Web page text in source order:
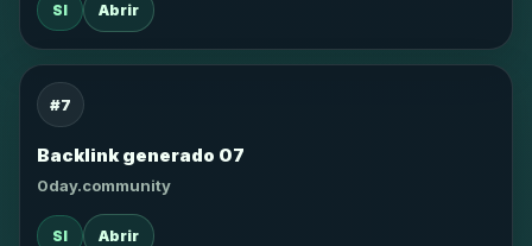
SI Abrir
#7
Backlink generado 07
0day.community
SI Abrir